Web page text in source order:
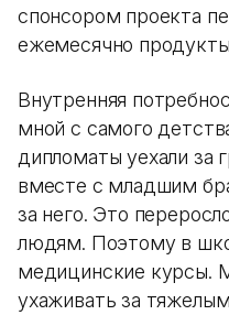
спонсором проекта
ежемесячно
Внутренняя
мной с самого
дипломаты уехали за
вместе с младшим
за него. Это
людям. Поэтому в
медицинские курсы.
ухаживать за